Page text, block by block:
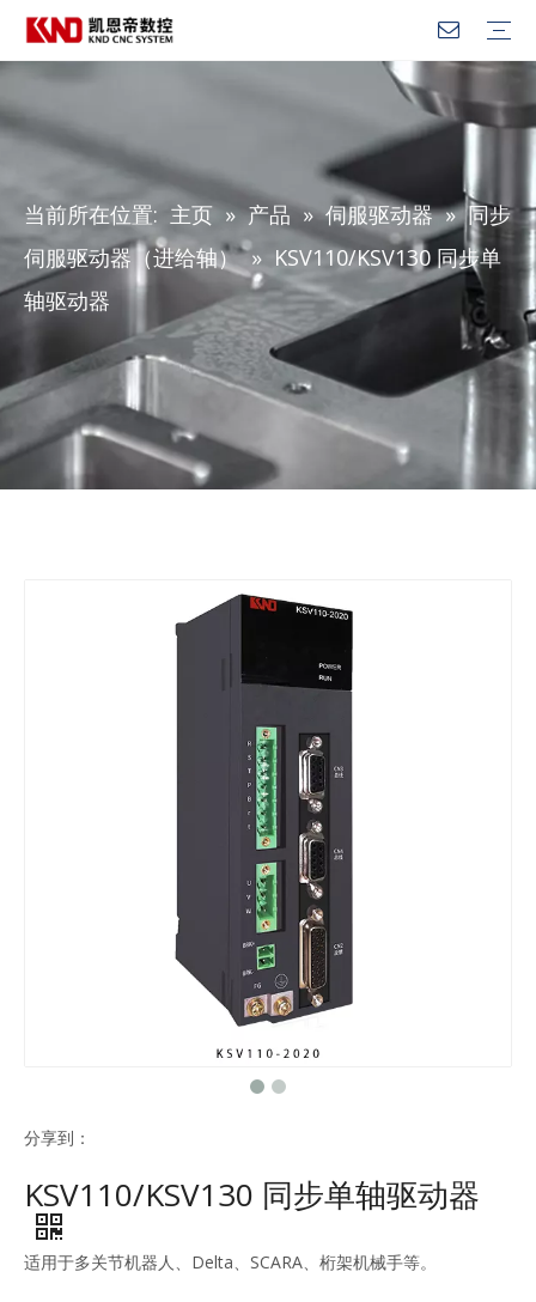
当前所在位置: 主页 » 产品 » 伺服驱动器 » 同步
伺服驱动器（进给轴） » KSV110/KSV130 同步单
轴驱动器
分享到：
KSV110/KSV130 同步单轴驱动器
适用于多关节机器人、Delta、SCARA、桁架机械手等。